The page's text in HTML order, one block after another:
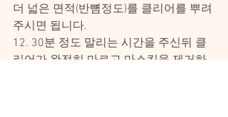
더 넓은 면적(반뼘정도)를 클리어를 뿌려
주시면 됩니다.
12. 30분 정도 말리는 시간을 주신뒤 클
리어가 완전히 마르고 마스킹을 제거하